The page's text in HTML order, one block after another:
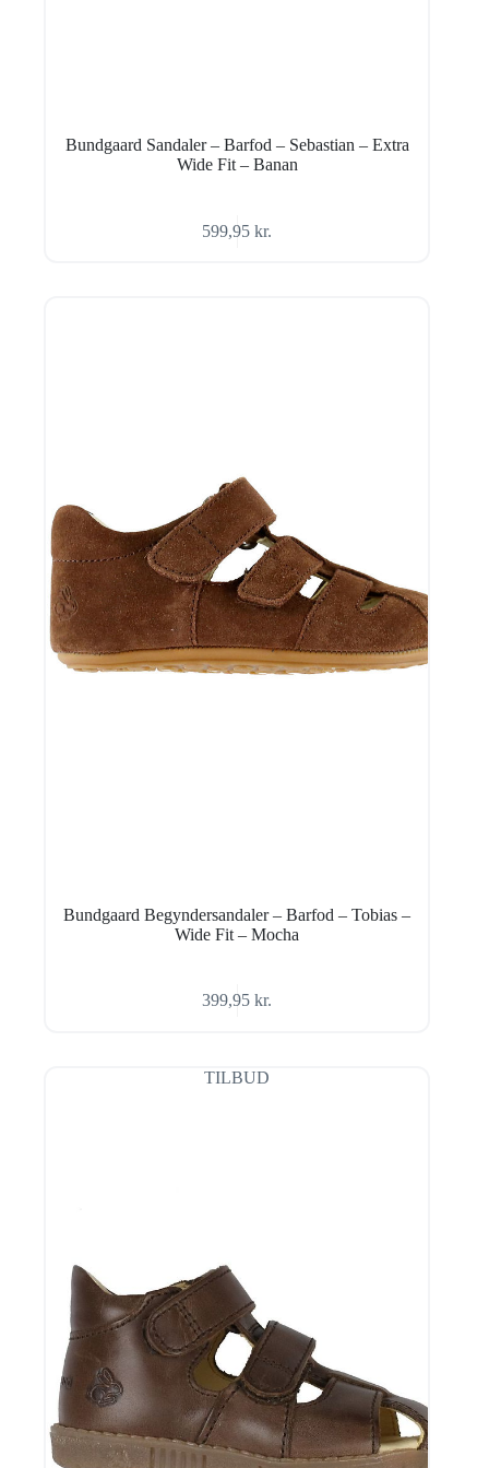
Bundgaard Sandaler – Barfod – Sebastian – Extra
Wide Fit – Banan
599,95kr.
Bundgaard Begyndersandaler – Barfod – Tobias –
Wide Fit – Mocha
399,95kr.
TILBUD